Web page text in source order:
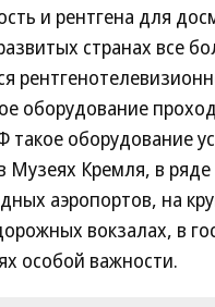
и рентгена для
странах все
оборудование
оборудование
Музеях Кремля, в ряде
аэропортов, на
вокзалах, в
особой важности.